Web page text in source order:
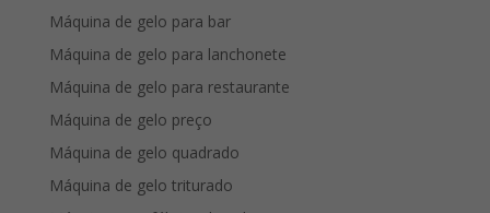
Máquina de gelo para bar
Máquina de gelo para lanchonete
Máquina de gelo para restaurante
Máquina de gelo preço
Máquina de gelo quadrado
Máquina de gelo triturado